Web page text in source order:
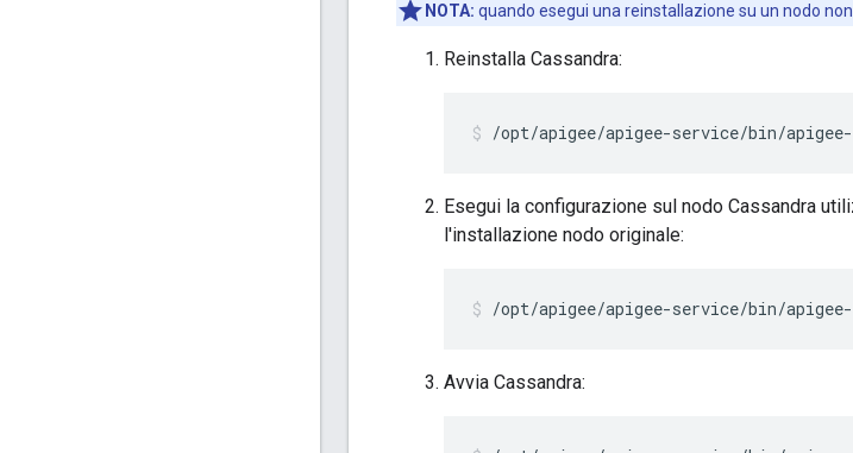
NOTA: quando esegui una reinstallazione su un nodo
Reinstalla Cassandra:
/opt/apigee/apigee-service/bin/
Esegui la configurazione sul nodo Cassandra
l'installazione nodo originale:
/opt/apigee/apigee-service/bin/
Avvia Cassandra: